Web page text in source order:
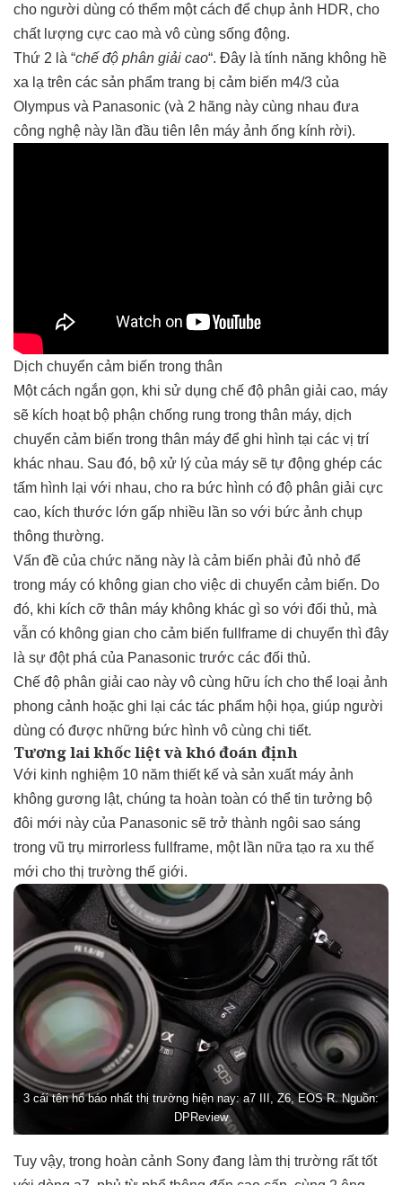
cho người dùng có thểm một cách để chụp ảnh HDR, cho
chất lượng cực cao mà vô cùng sống động.
Thứ 2 là “chế độ phân giải cao“. Đây là tính năng không hề
xa lạ trên các sản phẩm trang bị cảm biến m4/3 của
Olympus và Panasonic (và 2 hãng này cùng nhau đưa
công nghệ này lần đầu tiên lên máy ảnh ống kính rời).
Dịch chuyển cảm biến trong thân
Một cách ngắn gọn, khi sử dụng chế độ phân giải cao, máy
sẽ kích hoạt bộ phận chống rung trong thân máy, dịch
chuyển cảm biến trong thân máy để ghi hình tại các vị trí
khác nhau. Sau đó, bộ xử lý của máy sẽ tự động ghép các
tấm hình lại với nhau, cho ra bức hình có độ phân giải cực
cao, kích thước lớn gấp nhiều lần so với bức ảnh chụp
thông thường.
Vấn đề của chức năng này là cảm biến phải đủ nhỏ để
trong máy có không gian cho việc di chuyển cảm biến. Do
đó, khi kích cỡ thân máy không khác gì so với đối thủ, mà
vẫn có không gian cho cảm biến fullframe di chuyển thì đây
là sự đột phá của Panasonic trước các đối thủ.
Chế độ phân giải cao này vô cùng hữu ích cho thể loại ảnh
phong cảnh hoặc ghi lại các tác phẩm hội họa, giúp người
dùng có được những bức hình vô cùng chi tiết.
Tương lai khốc liệt và khó đoán định
Với kinh nghiệm 10 năm thiết kế và sản xuất máy ảnh
không gương lật, chúng ta hoàn toàn có thể tin tưởng bộ
đôi mới này của Panasonic sẽ trở thành ngôi sao sáng
trong vũ trụ mirrorless fullframe, một lần nữa tạo ra xu thế
mới cho thị trường thế giới.
3 cái tên hổ báo nhất thị trường hiện nay: a7 III, Z6, EOS R. Nguồn:
DPReview
Tuy vậy, trong hoàn cảnh Sony đang làm thị trường rất tốt